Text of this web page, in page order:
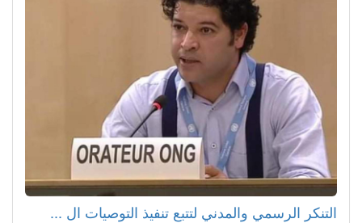
التنكر الرسمي والمدني لتتبع تنفيذ التوصيات ال ...